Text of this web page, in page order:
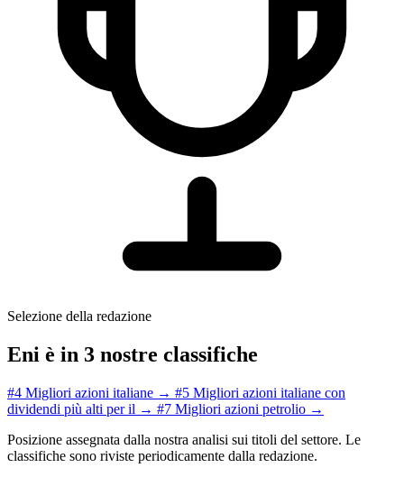
Selezione della redazione
Eni è in 3 nostre classifiche
#4 Migliori azioni italiane → #5 Migliori azioni italiane con
dividendi più alti per il → #7 Migliori azioni petrolio →
Posizione assegnata dalla nostra analisi sui titoli del settore. Le
classifiche sono riviste periodicamente dalla redazione.